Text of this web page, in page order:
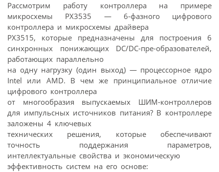
Рассмотрим работу контроллера на примере
микросхемы PX3535 — 6-фазного цифрового
контроллера и микросхемы драйвера
PX3515, которые предназначены для построения 6
синхронных понижающих DC/DC-пре-образователей,
работающих параллельно
на одну нагрузку (один выход) — процессорное ядро
Intel или AMD. В чем же принципиальное отличие
цифрового контроллера
от многообразия выпускаемых ШИМ-контроллеров
для импульсных источников питания? В контроллере
заложены 4 ключевых
технических решения, которые обеспечивают
точность поддержания параметров,
интеллектуальные свойства и экономическую
эффективность систем на его основе: